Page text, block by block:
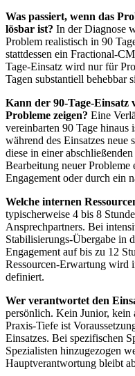
Was passiert, wenn das
lösbar ist? In der Diagnose
Problem realistisch in 90
stattdessen ein Fractional-
Tage-Einsatz wird nur für
Tagen substantiell behebbar
Kann der 90-Tage-Einsatz
Probleme zeigen? Eine
vereinbarten 90 Tage hinaus
während des Einsatzes neue
diese in einer
Bearbeitung neuer
Engagement oder durch ein
Welche internen
typischerweise 4 bis 8
Ansprechpartners. Bei
Stabilisierungs-Übergabe in
Engagement auf bis zu 12
Ressourcen-Erwartung wird
definiert.
Wer verantwortet den
persönlich. Kein Junior, kein
Praxis-Tiefe ist
Einsatzes. Bei spezifischen
Spezialisten hinzugezogen
Hauptverantwortung bleibt